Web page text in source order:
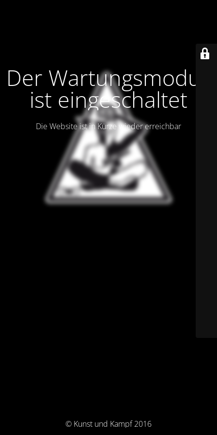
Der Wartungsmodus
ist eingeschaltet
Die Website ist in Kürze wieder erreichbar
© Kunst und Kampf 2016